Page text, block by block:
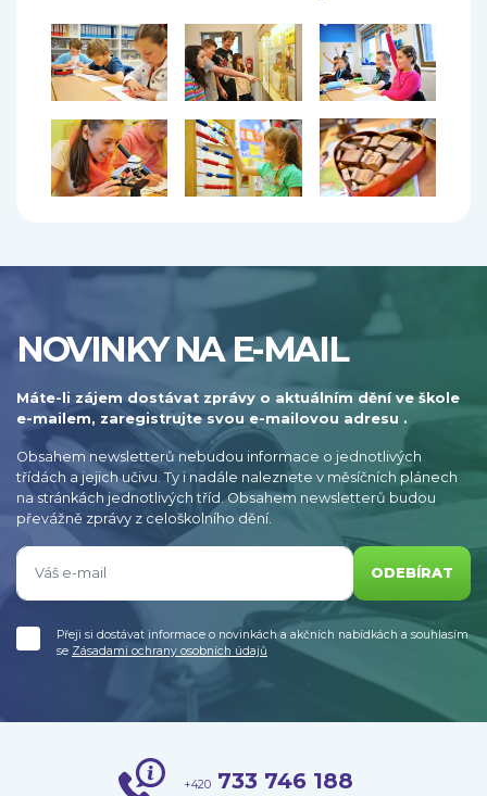
NOVINKY NA E-MAIL
Máte-li zájem dostávat zprávy o aktuálním dění ve škole
e-mailem, zaregistrujte svou e-mailovou adresu .
Obsahem newsletterů nebudou informace o jednotlivých
třídách a jejich učivu. Ty i nadále naleznete v měsíčních plánech
na stránkách jednotlivých tříd. Obsahem newsletterů budou
převážně zprávy z celoškolního dění.
ODEBÍRAT
Přeji si dostávat informace o novinkách a akčních nabídkách a souhlasím
se Zásadami ochrany osobních údajů
+420 733 746 188